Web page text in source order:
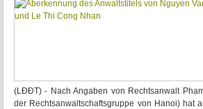
(LĐĐT) - Nach Angaben von Rechtsanwalt
der Rechtsanwaltschaftsgruppe von Hanoi) hat